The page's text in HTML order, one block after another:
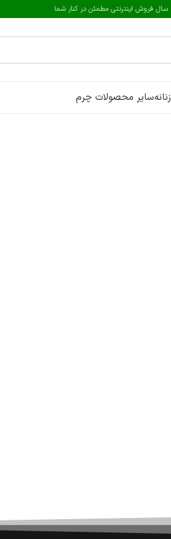
زنانهسایر محصولات چرم